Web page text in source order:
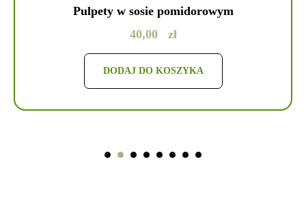
Pulpety w sosie pomidorowym
40,00 zł
DODAJ DO KOSZYKA